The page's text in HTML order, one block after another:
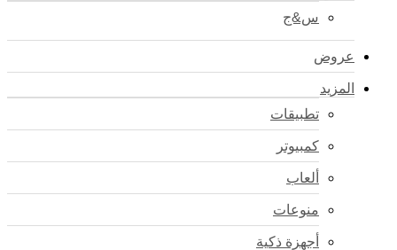
س&ج
عروض
المزيد
تطبيقات
كمبيوتر
ألعاب
منوعات
أجهزة ذكية